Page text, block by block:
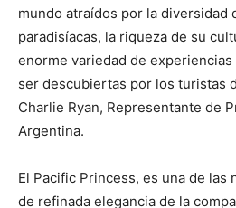
mundo atraídos por la diversidad
paradisíacas, la riqueza de su
enorme variedad de
ser descubiertas por los turistas
Charlie Ryan, Representante de
Argentina.
El Pacific Princess, es una de las
de refinada elegancia de la